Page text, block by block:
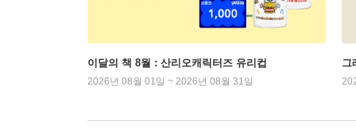
이달의 책 8월 : 산리오캐릭터즈 유리컵
2026년 08월 01일 ~ 2026년 08월 31일
그